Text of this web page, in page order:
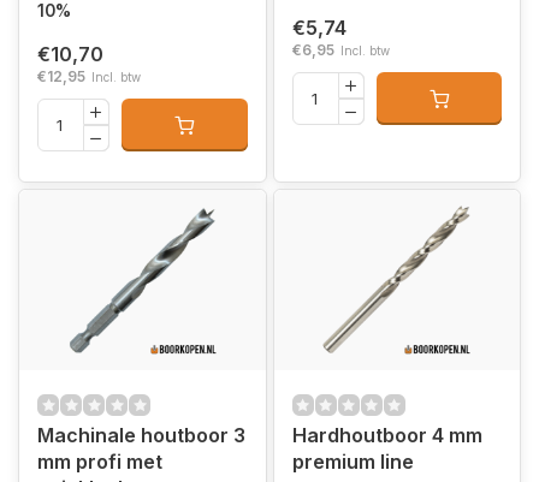
10%
€10,70
€12,95 Incl. btw
€5,74
€6,95 Incl. btw
Machinale houtboor 3
mm profi met
Hardhoutboor 4 mm
premium line